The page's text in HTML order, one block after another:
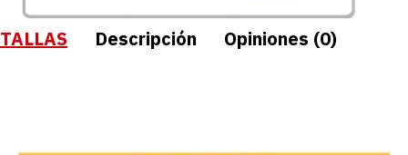
TALLAS Descripción Opiniones (0)